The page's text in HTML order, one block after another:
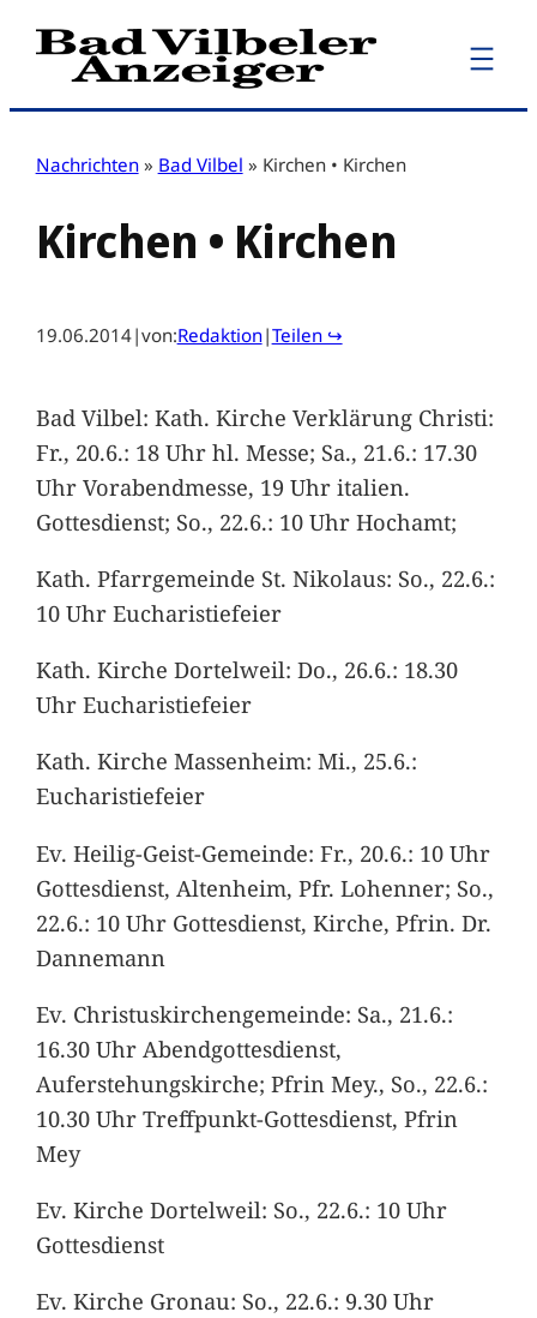
Zum
Inhalt
Nachrichten » Bad Vilbel » Kirchen • Kirchen
Kirchen • Kirchen
19.06.2014|von:Redaktion|Teilen ↪
Bad Vilbel: Kath. Kirche Verklärung Christi:
Fr., 20.6.: 18 Uhr hl. Messe; Sa., 21.6.: 17.30
Uhr Vorabendmesse, 19 Uhr italien.
Gottesdienst; So., 22.6.: 10 Uhr Hochamt;
Kath. Pfarrgemeinde St. Nikolaus: So., 22.6.:
10 Uhr Eucharistiefeier
Kath. Kirche Dortelweil: Do., 26.6.: 18.30
Uhr Eucharistiefeier
Kath. Kirche Massenheim: Mi., 25.6.:
Eucharistiefeier
Ev. Heilig-Geist-Gemeinde: Fr., 20.6.: 10 Uhr
Gottesdienst, Altenheim, Pfr. Lohenner; So.,
22.6.: 10 Uhr Gottesdienst, Kirche, Pfrin. Dr.
Dannemann
Ev. Christuskirchengemeinde: Sa., 21.6.:
16.30 Uhr Abendgottesdienst,
Auferstehungskirche; Pfrin Mey., So., 22.6.:
10.30 Uhr Treffpunkt-Gottesdienst, Pfrin
Mey
Ev. Kirche Dortelweil: So., 22.6.: 10 Uhr
Gottesdienst
Ev. Kirche Gronau: So., 22.6.: 9.30 Uhr